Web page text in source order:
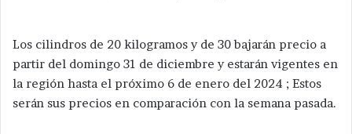
Los cilindros de 20 kilogramos y de 30 bajarán precio a
partir del domingo 31 de diciembre y estarán vigentes en
la región hasta el próximo 6 de enero del 2024 ; Estos
serán sus precios en comparación con la semana pasada.